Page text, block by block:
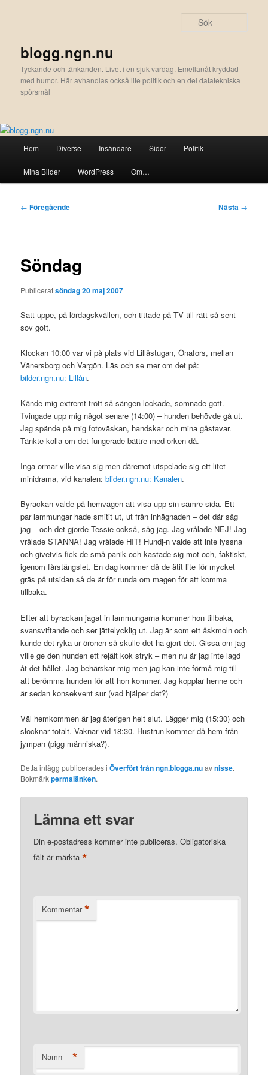
blogg.ngn.nu
Tyckande och tänkanden. Livet i en sjuk vardag. Emellanåt kryddad
med humor. Här avhandlas också lite politik och en del datatekniska
spörsmål
Hem Diverse Insändare Sidor Politik
Mina Bilder WordPress Om…
Inläggsnavigering
← Föregående Nästa →
Söndag
Publiceratsöndag 20 maj 2007
Satt uppe, på lördagskvällen, och tittade på TV till rätt så sent –
sov gott.
Klockan 10:00 var vi på plats vid Lillåstugan, Önafors, mellan
Vänersborg och Vargön. Läs och se mer om det på:
bilder.ngn.nu: Lillån.
Kände mig extremt trött så sängen lockade, somnade gott.
Tvingade upp mig något senare (14:00) – hunden behövde gå ut.
Jag spände på mig fotoväskan, handskar och mina gåstavar.
Tänkte kolla om det fungerade bättre med orken då.
Inga ormar ville visa sig men däremot utspelade sig ett litet
minidrama, vid kanalen:blider.ngn.nu: Kanalen.
Byrackan valde på hemvägen att visa upp sin sämre sida. Ett
par lammungar hade smitit ut, ut från inhägnaden – det där såg
jag – och det gjorde Tessie också, såg jag. Jag vrålade NEJ! Jag
vrålade STANNA! Jag vrålade HIT! Hundj-n valde att inte lyssna
och givetvis fick de små panik och kastade sig mot och, faktiskt,
igenom fårstängslet. En dag kommer då de ätit lite för mycket
gräs på utsidan så de är för runda om magen för att komma
tillbaka.
Efter att byrackan jagat in lammungarna kommer hon tillbaka,
svansviftande och ser jättelycklig ut. Jag är som ett åskmoln och
kunde det ryka ur öronen så skulle det ha gjort det. Gissa om jag
ville ge den hunden ett rejält kok stryk – men nu är jag inte lagd
åt det hållet. Jag behärskar mig men jag kan inte förmå mig till
att berömma hunden för att hon kommer. Jag kopplar henne och
är sedan konsekvent sur (vad hjälper det?)
Väl hemkommen är jag återigen helt slut. Lägger mig (15:30) och
slocknar totalt. Vaknar vid 18:30. Hustrun kommer då hem från
jympan (pigg människa?).
Detta inlägg publicerades iÖverfört från ngn.blogga.nuavnisse.
Bokmärkpermalänken.
Lämna ett svar
Din e-postadress kommer inte publiceras. Obligatoriska
fält är märkta*
Kommentar *
Namn *